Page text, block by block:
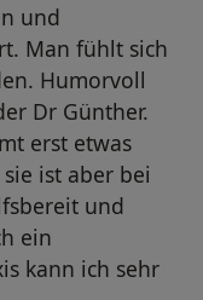
und
Man fühlt sich
Humorvoll
Dr Günther.
erst etwas
ist aber bei
und
ein
kann ich sehr